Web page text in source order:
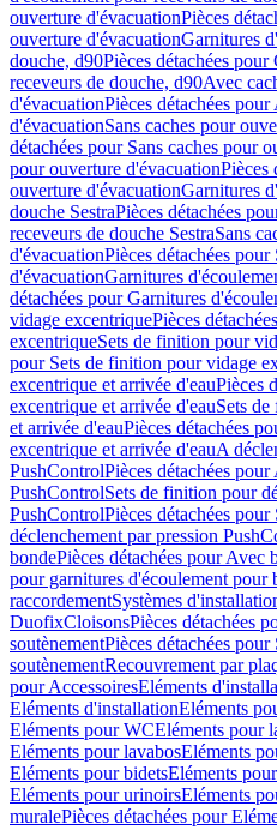
ouverture d'évacuationPièces
ouverture d'évacuationGarnitures
douche, d90Pièces détachées
receveurs de douche, d90Avec
d'évacuationPièces détachées
d'évacuationSans caches pour
détachées pour Sans caches pour
pour ouverture d'évacuationPièces
ouverture d'évacuationGarnitures
douche SestraPièces détachées
receveurs de douche SestraSans
d'évacuationPièces détachées
d'évacuationGarnitures
détachées pour Garnitures
vidage excentriquePièces
excentriqueSets de finition pour
pour Sets de finition pour vidage
excentrique et arrivée d'eauPièces
excentrique et arrivée d'eauSets
et arrivée d'eauPièces détachées
excentrique et arrivée d'eauA
PushControlPièces détachées
PushControlSets de finition pour
PushControlPièces détachées
déclenchement par pression
bondePièces détachées pour Avec
pour garnitures d'écoulement pour
raccordementSystèmes
DuofixCloisonsPièces détachées
soutènementPièces détachées pour
soutènementRecouvrement par
pour AccessoiresEléments
Eléments d'installationEléments
Eléments pour WCEléments pour
Eléments pour lavabosEléments
Eléments pour bidetsEléments
Eléments pour urinoirsEléments
muralePièces détachées pour